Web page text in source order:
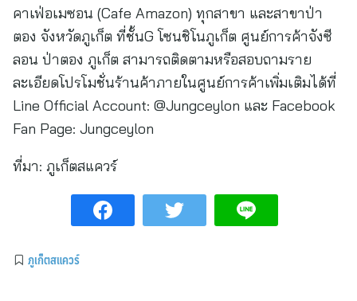
คาเฟ่อเมซอน (Cafe Amazon) ทุกสาขา และสาขาป่า
ตอง จังหวัดภูเก็ต ที่ชั้นG โซนชิโนภูเก็ต ศูนย์การค้าจังซี
ลอน ป่าตอง ภูเก็ต สามารถติดตามหรือสอบถามราย
ละเอียดโปรโมชั่นร้านค้าภายในศูนย์การค้าเพิ่มเติมได้ที่
Line Official Account: @Jungceylon และ Facebook
Fan Page: Jungceylon
ที่มา: ภูเก็ตสแควร์
ภูเก็ตสแควร์